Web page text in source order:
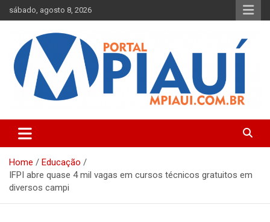
Skip
to
sábado, agosto 8, 2026
Portal MPiauí
Parnaíba
Home
Educação
IFPI abre quase 4 mil vagas em cursos técnicos gratuitos em
diversos campi